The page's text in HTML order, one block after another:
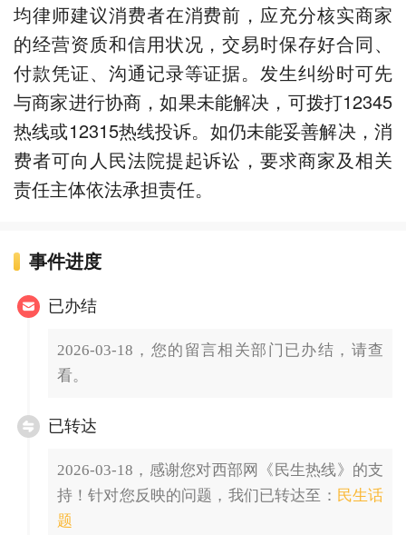
均律师建议消费者在消费前，应充分核实商家
的经营资质和信用状况，交易时保存好合同、
付款凭证、沟通记录等证据。发生纠纷时可先
与商家进行协商，如果未能解决，可拨打12345
热线或12315热线投诉。如仍未能妥善解决，消
费者可向人民法院提起诉讼，要求商家及相关
责任主体依法承担责任。
事件进度
已办结
2026-03-18，您的留言相关部门已办结，请查
看。
已转达
2026-03-18，感谢您对西部网《民生热线》的支
持！针对您反映的问题，我们已转达至： 民生话
题